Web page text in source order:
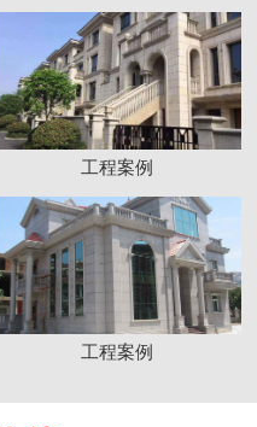
工程案例
工程案例